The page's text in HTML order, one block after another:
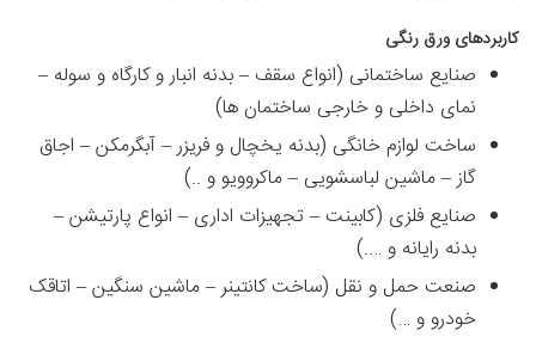
کاربردهای ورق رنگی
صنایع ساختمانی (انواع سقف – بدنه انبار و کارگاه و سوله –
نمای داخلی و خارجی ساختمان ها)
ساخت لوازم خانگی (بدنه یخچال و فریزر – آبگرمکن – اجاق
گاز – ماشین لباسشویی – ماکروویو و ..)
صنایع فلزی (کابینت – تجهیزات اداری – انواع پارتیشن –
بدنه رایانه و ….)
صنعت حمل و نقل (ساخت کانتینر – ماشین سنگین – اتاقک
خودرو و …)